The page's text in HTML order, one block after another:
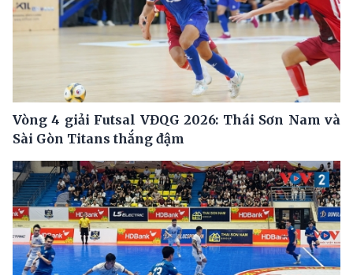
Vòng 4 giải Futsal VĐQG 2026: Thái Sơn Nam và
Sài Gòn Titans thắng đậm